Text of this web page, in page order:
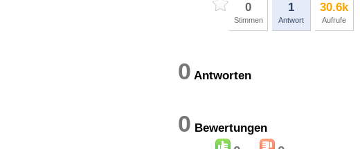
0
Stimmen
1
Antwort
30.6k
Aufrufe
0 Antworten
0 Bewertungen